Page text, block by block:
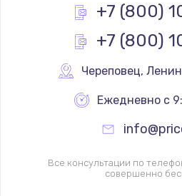
+7 (800)
+7 (800)
Череповец,
Ежедневно с
Все консультации по
совершенно